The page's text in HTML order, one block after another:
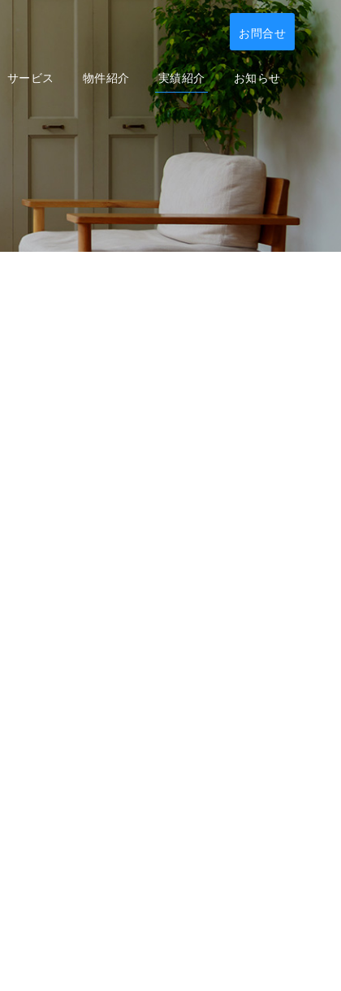
お問合せ
サービス 物件紹介 実績紹介 お知らせ